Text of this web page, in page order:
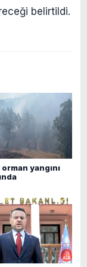
belirtildi.
yangını